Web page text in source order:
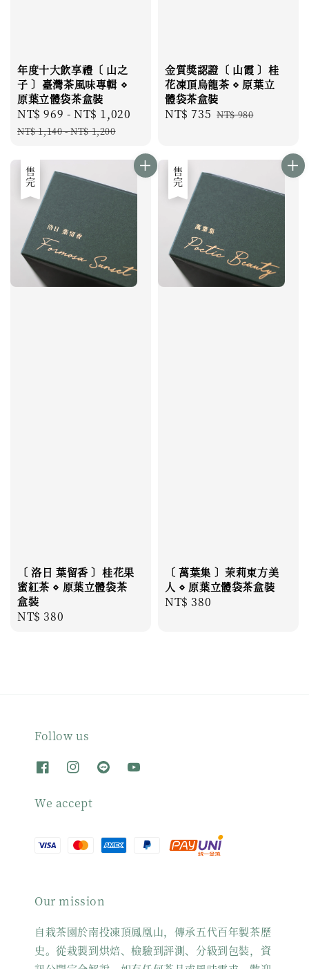
年度十大飲享禮〔 山之
子 〕臺灣茶風味專輯 ⋄
原葉立體袋茶盒裝
Sale
price
NT$ 969 -NT$ 1,020
Regular
NT$ 1,140-NT$ 1,200
金質獎認證〔 山霞 〕桂
花凍頂烏龍茶 ⋄ 原葉立
體袋茶盒裝
Sale
NT$ 735 Regular
NT$ 980
售完
〔 洛日 葉留香 〕桂花果
蜜紅茶 ⋄ 原葉立體袋茶
盒裝
Regular
NT$ 380
售完
〔 萬葉集 〕茉莉東方美
人 ⋄ 原葉立體袋茶盒裝
Regular
NT$ 380
Follow us
We accept
Our mission
自栽茶園於南投凍頂鳳凰山，傳承五代百年製茶歷
史。從栽製到烘焙、檢驗到評測、分級到包裝，資